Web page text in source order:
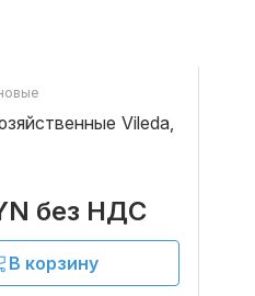
Vileda,
без НДС
В корзину